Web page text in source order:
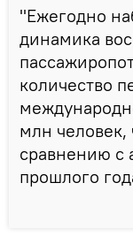
"Ежегодно
динамика
количество
млн человек,
сравнению с
прошлого